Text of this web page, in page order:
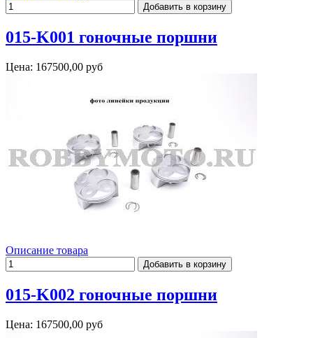
015-K001 гоночные поршни
Цена: 167500,00 руб
Описание товара
015-K002 гоночные поршни
Цена: 167500,00 руб